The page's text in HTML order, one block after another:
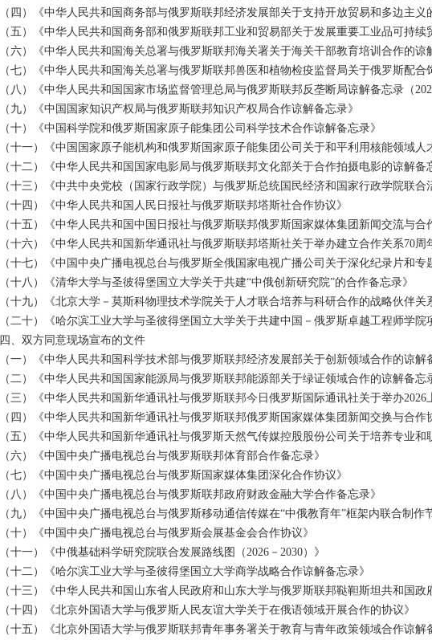
（四）《中华人民共和国商务部与俄罗斯联邦经济发展部关于支持开放贸易和多边主义
（五）《中华人民共和国商务部和俄罗斯联邦工业和贸易部关于发展重要工业品可持续
（六）《中华人民共和国海关总署与俄罗斯联邦海关署关于海关干部教育培训合作的谅
（七）《中华人民共和国海关总署与俄罗斯联邦兽医和植物检疫监督局关于俄罗斯配合
（八）《中华人民共和国国家市场监督管理总局与俄罗斯联邦反垄断局谅解备忘录（
（九）《中国国家知识产权局与俄罗斯联邦知识产权局合作谅解备忘录》
（十）《中国科学院和俄罗斯国家原子能集团公司科学技术合作谅解备忘录》
（十一）《中国国家原子能机构和俄罗斯国家原子能集团公司关于和平利用核能领域人
（十二）《中华人民共和国国家电影局与俄罗斯联邦文化部关于合作拍摄电影的谅解备
（十三）《中共中央党校（国家行政学院）与俄罗斯总统国民经济和国家行政学院联合
（十四）《中华人民共和国人民日报社与俄罗斯联邦塔斯社合作协议》
（十五）《中华人民共和国中国日报社与俄罗斯联邦俄罗斯国家媒体集团新闻交流与合
（十六）《中华人民共和国新华通讯社与俄罗斯联邦塔斯社关于举办建立合作关系70周
（十七）《中国中央广播电视总台与俄罗斯全俄国家电视广播公司关于深化纪录片和专
（十八）《清华大学与圣彼得堡国立大学关于共建“中俄创新研究院”的合作备忘录》
（十九）《北京大学－莫斯科物理技术学院关于人才联合培养与科研合作的战略伙伴关
（二十）《哈尔滨工业大学与圣彼得堡国立大学关于共建中国－俄罗斯卓越工程师学院
四、双方同意现场宣布的文件
（一）《中华人民共和国科学技术部与俄罗斯联邦经济发展部关于创新领域合作的谅解
（二）《中华人民共和国国家能源局与俄罗斯联邦能源部关于绿证领域合作的谅解备忘
（三）《中华人民共和国新华通讯社与俄罗斯联邦今日俄罗斯国际通讯社关于举办2026
（四）《中华人民共和国新华通讯社与俄罗斯联邦俄罗斯国家媒体集团新闻交换与合作
（五）《中华人民共和国新华通讯社与俄罗斯天然气传媒控股股份公司关于培养专业和
（六）《中国中央广播电视总台与俄罗斯联邦体育部合作备忘录》
（七）《中国中央广播电视总台与俄罗斯国家媒体集团深化合作协议》
（八）《中国中央广播电视总台与俄罗斯联邦政府财政金融大学合作备忘录》
（九）《中国中央广播电视总台与俄罗斯移动通信传媒在“中俄教育年”框架内联合制作
（十）《中国中央广播电视总台与俄罗斯会展基金会合作协议》
（十一）《中俄基础科学研究院联合发展路线图（2026－2030）》
（十二）《哈尔滨工业大学与圣彼得堡国立大学商学战略合作谅解备忘录》
（十三）《中华人民共和国山东省人民政府和山东大学与俄罗斯联邦鞑靼斯坦共和国政
（十四）《北京外国语大学与俄罗斯人民友谊大学关于在俄语领域开展合作的协议》
（十五）《北京外国语大学与俄罗斯联邦青年事务署关于教育与青年政策领域合作谅解